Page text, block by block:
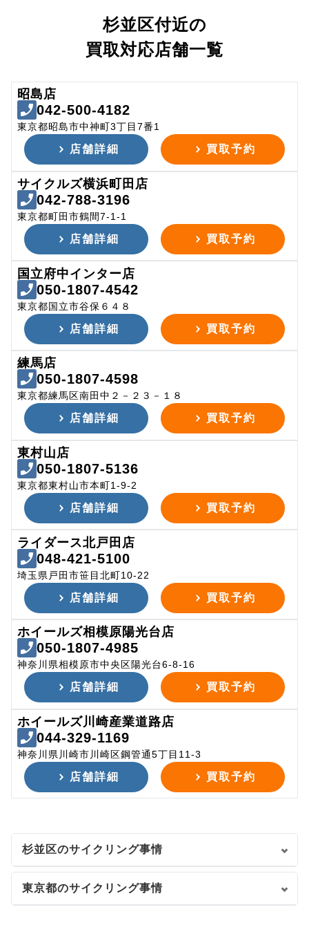
杉並区付近の
買取対応店舗一覧
昭島店
042-500-4182
東京都昭島市中神町3丁目7番1
店舗詳細 買取予約
サイクルズ横浜町田店
042-788-3196
東京都町田市鶴間7-1-1
店舗詳細 買取予約
国立府中インター店
050-1807-4542
東京都国立市谷保６４８
店舗詳細 買取予約
練馬店
050-1807-4598
東京都練馬区南田中２－２３－１８
店舗詳細 買取予約
東村山店
050-1807-5136
東京都東村山市本町1-9-2
店舗詳細 買取予約
ライダース北戸田店
048-421-5100
埼玉県戸田市笹目北町10-22
店舗詳細 買取予約
ホイールズ相模原陽光台店
050-1807-4985
神奈川県相模原市中央区陽光台6-8-16
店舗詳細 買取予約
ホイールズ川崎産業道路店
044-329-1169
神奈川県川崎市川崎区鋼管通5丁目11-3
店舗詳細 買取予約
杉並区のサイクリング事情
東京都のサイクリング事情